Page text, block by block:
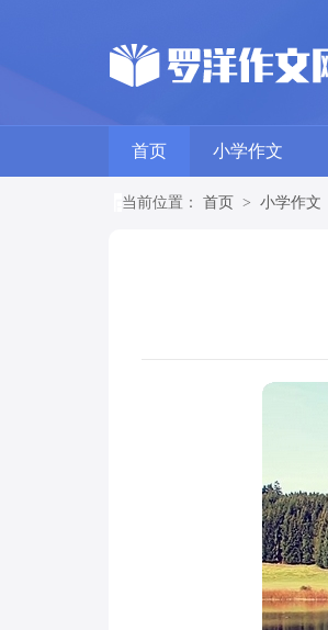
首页 小学作文
当前位置： 首页 > 小学作文